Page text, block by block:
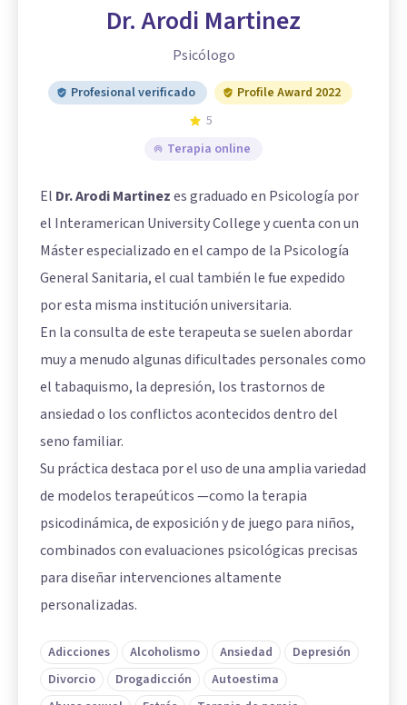
Dr. Arodi Martinez
Psicólogo
Profesional verificado
Profile Award 2022
5
Terapia online
El Dr. Arodi Martinezes graduado en Psicología por
el Interamerican University College y cuenta con un
Máster especializado en el campo de la Psicología
General Sanitaria, el cual también le fue expedido
por esta misma institución universitaria.
En la consulta de este terapeuta se suelen abordar
muy a menudo algunas dificultades personales como
el tabaquismo, la depresión, los trastornos de
ansiedad o los conflictos acontecidos dentro del
seno familiar.
Su práctica destaca por el uso de una amplia variedad
de modelos terapeúticos —como la terapia
psicodinámica, de exposición y de juego para niños,
combinados con evaluaciones psicológicas precisas
para diseñar intervenciones altamente
personalizadas.
Adicciones Alcoholismo Ansiedad
Depresión
Divorcio
Drogadicción
Autoestima